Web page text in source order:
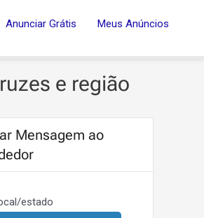
Anunciar Grátis Meus Anúncios
e região
Mensagem ao
estado